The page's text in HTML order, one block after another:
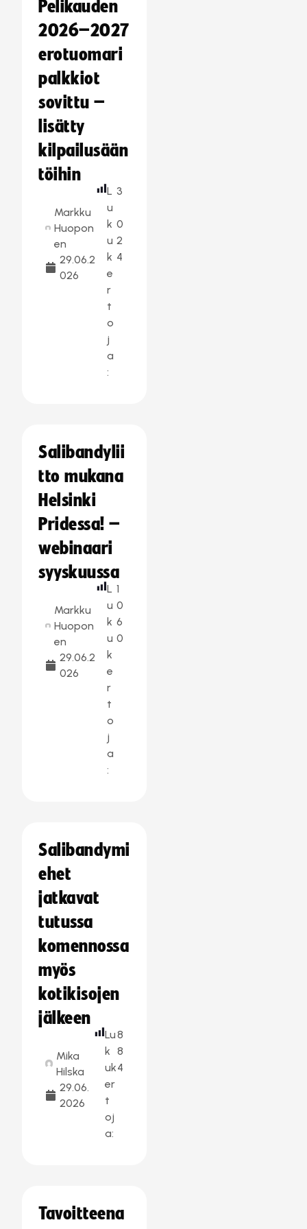
Pelikauden
2026–2027
erotuomari
palkkiot
sovittu –
lisätty
kilpailusään
töihin
Markku
Huopon
en
29.06.2
026
L
u
k
u
k
e
r
t
o
j
a
:
3
0
2
4
Salibandylii
tto mukana
Helsinki
Pridessa! –
webinaari
syyskuussa
Markku
Huopon
en
29.06.2
026
L
u
k
u
k
e
r
t
o
j
a
:
1
0
6
0
Salibandymi
ehet
jatkavat
tutussa
komennossa
myös
kotikisojen
jälkeen
Mika
Hilska
29.06.
2026
Lu
k
uk
er
t
oj
a:
8
8
4
Tavoitteena